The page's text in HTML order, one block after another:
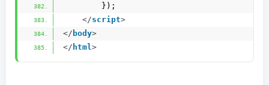
        });
</script>
</ body>
</ html>